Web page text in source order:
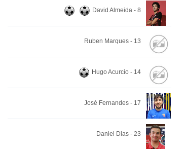
David Almeida - 8
Ruben Marques - 13
Hugo Acurcio - 14
José Fernandes - 17
Daniel Dias - 23